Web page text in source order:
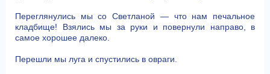
Переглянулись мы со Светланой — что нам печальное
кладбище! Взялись мы за руки и повернули направо, в
самое хорошее далеко.
Перешли мы луга и спустились в овраги.